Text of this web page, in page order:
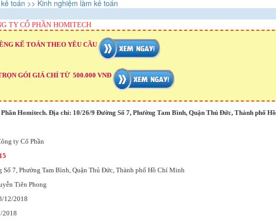
toán >> Kinh nghiệm làm kế toán
TY CỔ PHẦN HOMITECH
KẾ TOÁN THEO YÊU CẦU
GÓI GIÁ CHỈ TỪ 500.000 VNĐ
Phần Homitech. Địa chỉ: 10/26/9 Đường Số 7, Phường Tam Bình, Quận Thủ Đức, Thành phố Hồ
ty Cổ Phần
7, Phường Tam Bình, Quận Thủ Đức, Thành phố Hồ Chí Minh
Tiên Phong
12/2018
2018